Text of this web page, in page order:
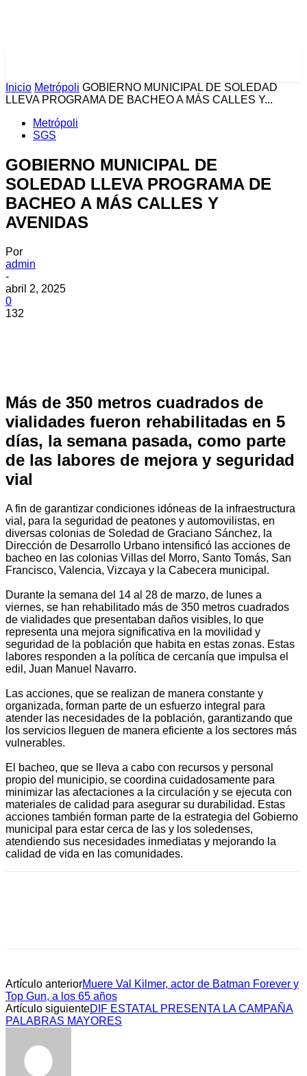
Inicio Metrópoli GOBIERNO MUNICIPAL DE SOLEDAD
LLEVA PROGRAMA DE BACHEO A MÁS CALLES Y...
Metrópoli
SGS
GOBIERNO MUNICIPAL DE
SOLEDAD LLEVA PROGRAMA DE
BACHEO A MÁS CALLES Y
AVENIDAS
Por
admin
-
abril 2, 2025
0
132
Más de 350 metros cuadrados de
vialidades fueron rehabilitadas en 5
días, la semana pasada, como parte
de las labores de mejora y seguridad
vial
A fin de garantizar condiciones idóneas de la infraestructura
vial, para la seguridad de peatones y automovilistas, en
diversas colonias de Soledad de Graciano Sánchez, la
Dirección de Desarrollo Urbano intensificó las acciones de
bacheo en las colonias Villas del Morro, Santo Tomás, San
Francisco, Valencia, Vizcaya y la Cabecera municipal.
Durante la semana del 14 al 28 de marzo, de lunes a
viernes, se han rehabilitado más de 350 metros cuadrados
de vialidades que presentaban daños visibles, lo que
representa una mejora significativa en la movilidad y
seguridad de la población que habita en estas zonas. Estas
labores responden a la política de cercanía que impulsa el
edil, Juan Manuel Navarro.
Las acciones, que se realizan de manera constante y
organizada, forman parte de un esfuerzo integral para
atender las necesidades de la población, garantizando que
los servicios lleguen de manera eficiente a los sectores más
vulnerables.
El bacheo, que se lleva a cabo con recursos y personal
propio del municipio, se coordina cuidadosamente para
minimizar las afectaciones a la circulación y se ejecuta con
materiales de calidad para asegurar su durabilidad. Estas
acciones también forman parte de la estrategia del Gobierno
municipal para estar cerca de las y los soledenses,
atendiendo sus necesidades inmediatas y mejorando la
calidad de vida en las comunidades.
Artículo anteriorMuere Val Kilmer, actor de Batman Forever y
Top Gun, a los 65 años
Artículo siguienteDIF ESTATAL PRESENTA LA CAMPAÑA
PALABRAS MAYORES